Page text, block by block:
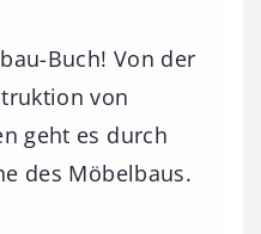
Buch! Von der
von
geht es durch
des Möbelbaus.